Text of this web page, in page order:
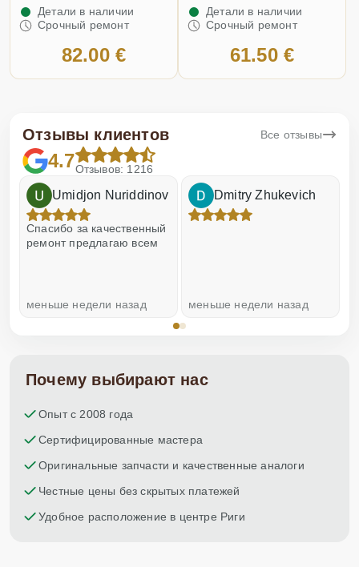
Детали в наличии
Срочный ремонт
82.00 €
Детали в наличии
Срочный ремонт
61.50 €
Отзывы клиентов Все отзывы
4.7Отзывов: 1216
Umidjon Nuriddinov
Спасибо за качественный
ремонт предлагаю всем
меньше недели назад
Dmitry Zhukevich
меньше недели назад
Почему выбирают нас
Опыт с 2008 года
Сертифицированные мастера
Оригинальные запчасти и качественные аналоги
Честные цены без скрытых платежей
Удобное расположение в центре Риги